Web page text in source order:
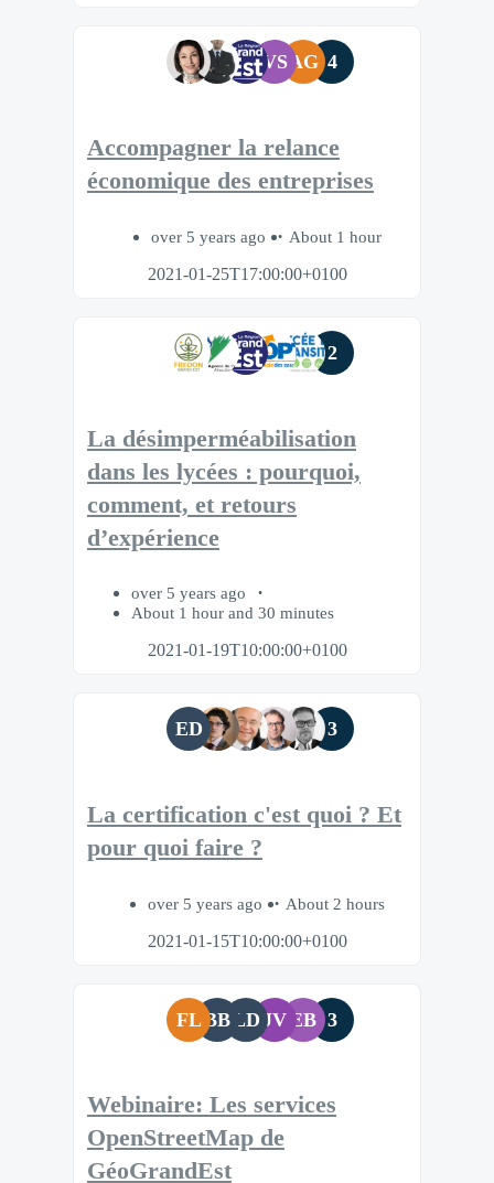
VS AG 4
Accompagner la relance
économique des entreprises
over 5 years ago
About 1 hour
2021-01-25T17:00:00+0100
2
La désimperméabilisation
dans les lycées : pourquoi,
comment, et retours
d’expérience
over 5 years ago
About 1 hour and 30 minutes
2021-01-19T10:00:00+0100
ED 3
La certification c'est quoi ? Et
pour quoi faire ?
over 5 years ago
About 2 hours
2021-01-15T10:00:00+0100
FL BB LD JV EB 3
Webinaire: Les services
OpenStreetMap de
GéoGrandEst